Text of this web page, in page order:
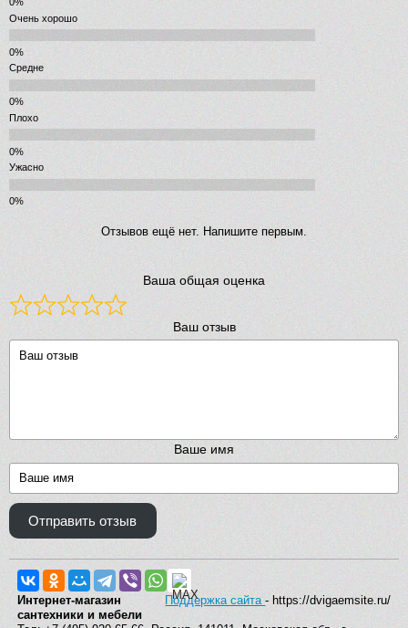
Очень хорошо
Средне
Плохо
Ужасно
Отзывов ещё нет. Напишите первым.
Ваша общая оценка
Ваш отзыв
Ваше имя
Отправить отзыв
Поддержка сайта- https://dvigaemsite.ru/
Интернет-магазин
сантехники и мебели